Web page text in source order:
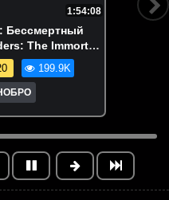
1:54:08
Бессмертный
The Immortal
199.9K